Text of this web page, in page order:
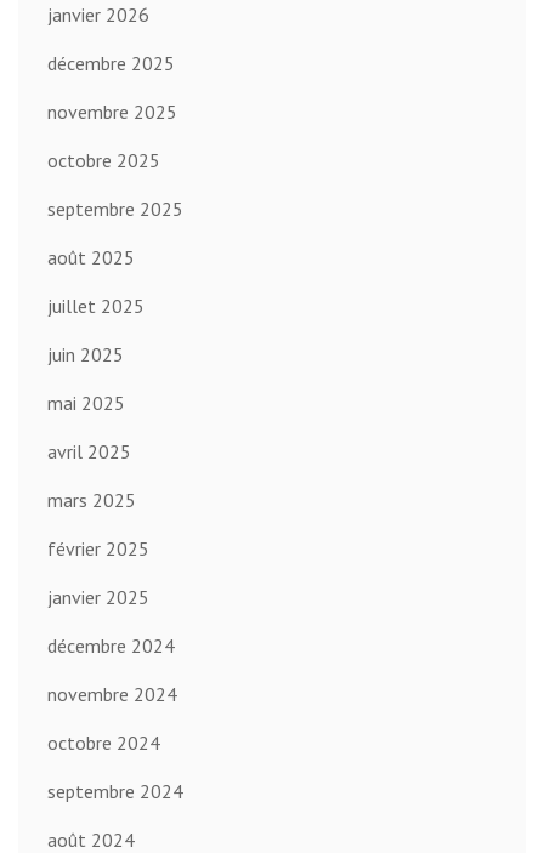
janvier 2026
décembre 2025
novembre 2025
octobre 2025
septembre 2025
août 2025
juillet 2025
juin 2025
mai 2025
avril 2025
mars 2025
février 2025
janvier 2025
décembre 2024
novembre 2024
octobre 2024
septembre 2024
août 2024